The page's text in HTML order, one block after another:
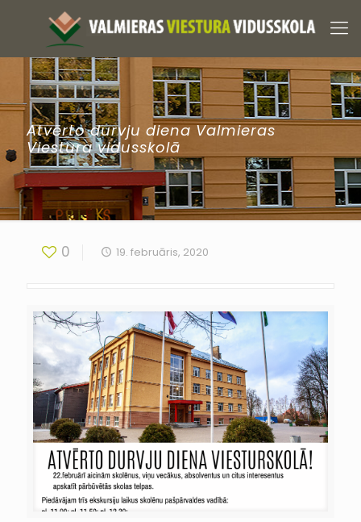
Atvērto durvju diena Valmieras
Viestura vidusskolā
0 19. februāris, 2020